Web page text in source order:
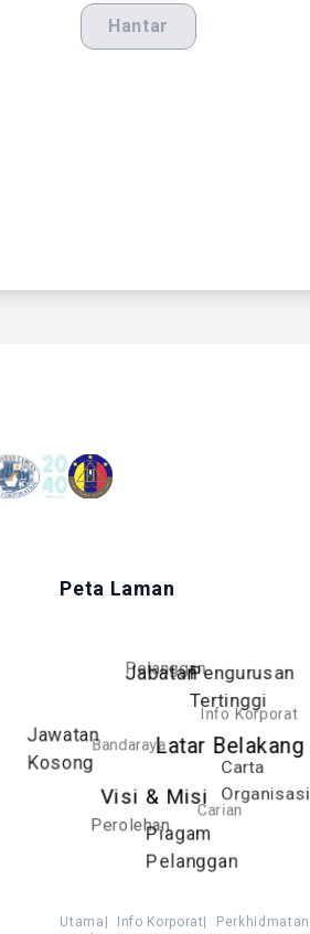
Hantar
Peta Laman
Latar Belakang
Visi & Misi
Piagam
Pelanggan
Carta
Organisasi
Pengurusan
Tertinggi
Jabatan
Jawatan
Kosong
Perolehan
Carian
Info Korporat
Pelanggan
Bandaraya
Utama Info Korporat
Perkhidmatan